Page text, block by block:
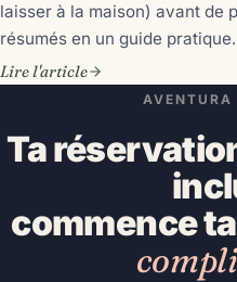
laisser à la maison) avant de
résumés en un guide pratique.
Lire l'article
AVENTURA
Ta
commence